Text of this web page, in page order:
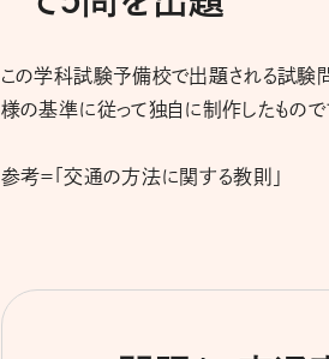
この学科試験予備校で出題される試
様の基準に従って独自に制作したもので
参考＝「交通の方法に関する教則」